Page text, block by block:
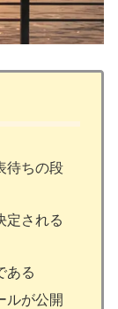
待ちの段
定される
ある
ルが公開